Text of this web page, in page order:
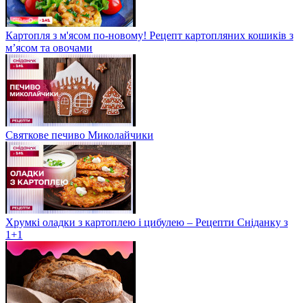
Картопля з м'ясом по-новому! Рецепт картопляних кошиків з
м’ясом та овочами
Святкове печиво Миколайчики
Хрумкі оладки з картоплею і цибулею – Рецепти Сніданку з
1+1